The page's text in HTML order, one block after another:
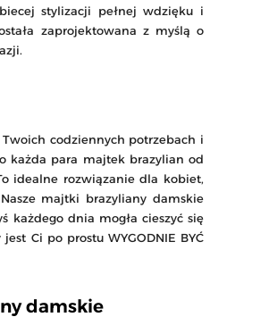
stylizacji pełnej wdzięku i
zaprojektowana z myślą o
codziennych potrzebach i
każda para majtek brazylian od
idealne rozwiązanie dla kobiet,
majtki brazyliany damskie
każdego dnia mogła cieszyć się
Ci po prostu WYGODNIE BYĆ
damskie